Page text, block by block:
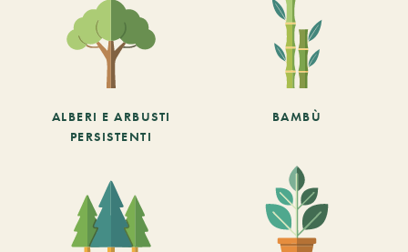
ALBERI E ARBUSTI
PERSISTENTI
BAMBÙ